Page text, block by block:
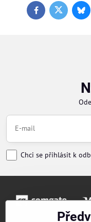
FacebookTwitter
Chci se přihlásit k